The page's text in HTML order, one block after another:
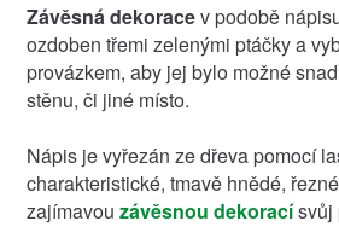
Závěsná dekoracev podobě
ozdoben třemi zelenými ptáčky a
provázkem, aby jej bylo možné
stěnu, či jiné místo.
Nápis je vyřezán ze dřeva pomocí
charakteristické, tmavě hnědé,
zajímavou závěsnou dekoracísvůj